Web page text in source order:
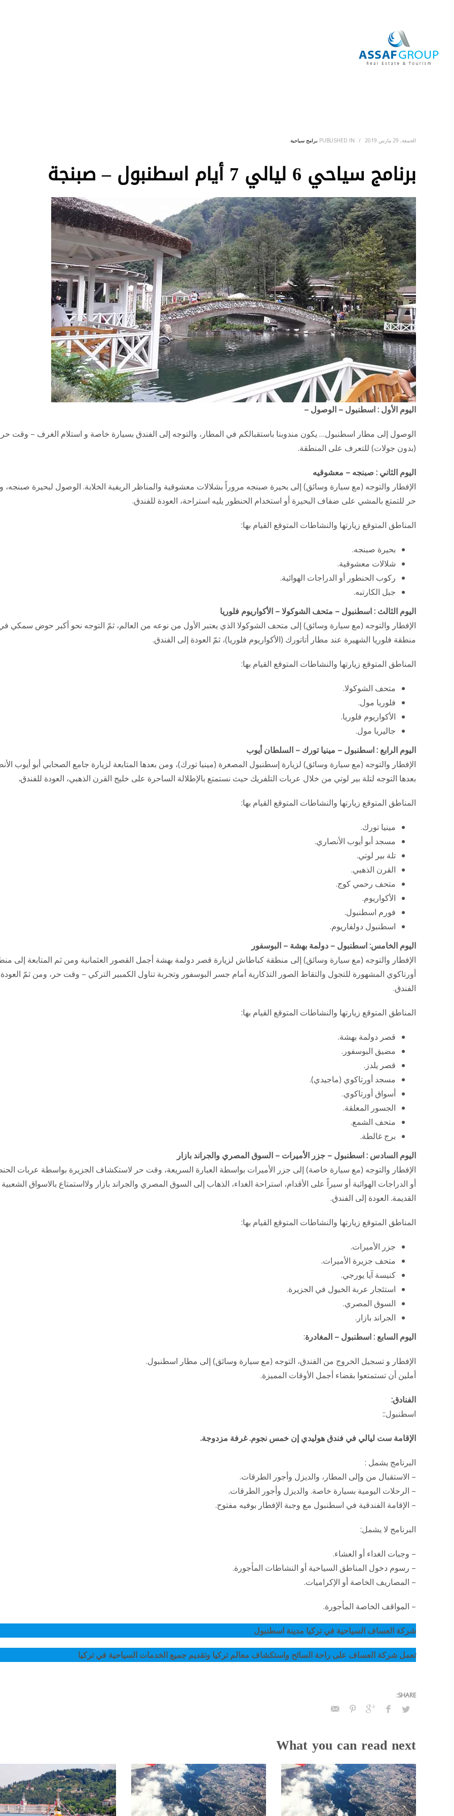
الجمعة, 29 مارس 2019 /
PUBLISHED IN برامج سياحية
برنامج سياحي 6 ليالي 7 أيام اسطنبول – صبنجة
اليوم الأول : اسطنبول – الوصول –
الوصول إلى مطار اسطنبول… يكون مندوبنا باستقبالكم في المطار، والتوجه إلى الفندق بسيارة خاصة و استلام الغرف – وقت حر
(بدون جولات) للتعرف على المنطقة.
اليوم الثاني : صبنجه – معشوقيه
الإفطار والتوجه (مع سيارة وسائق) إلى بحيرة صبنجه مروراً بشلالات معشوقية والمناظر الريفية الخلابة. الوصول لبحيرة
حر للتمتع بالمشي على ضفاف البحيرة أو استخدام الحنطور يليه استراحة، العودة للفندق.
المناطق المتوقع زيارتها والنشاطات المتوقع القيام بها:
بحيرة صبنجه.
شلالات معشوقية.
ركوب الحنطور أو الدراجات الهوائية.
جبل الكارتبه.
اليوم الثالث : اسطنبول – متحف الشوكولا – الأكواريوم فلوريا
الإفطار والتوجه (مع سيارة وسائق) إلى متحف الشوكولا الذي يعتبر الأول من نوعه من العالم، ثمّ التوجه نحو أكبر حوض سمكي
منطقة فلوريا الشهيرة عند مطار أتاتورك (الأكواريوم فلوريا)، ثمّ العودة إلى الفندق.
المناطق المتوقع زيارتها والنشاطات المتوقع القيام بها:
متحف الشوكولا.
فلوريا مول.
الأكواريوم فلوريا.
جاليريا مول.
اليوم الرابع : اسطنبول – مينيا تورك – السلطان أيوب
الإفطار والتوجه (مع سيارة وسائق) لزيارة إسطنبول المصغرة (مينيا تورك)، ومن بعدها المتابعة لزيارة جامع الصحابي أبو أيوب
بعدها التوجه لتلة بير لوتي من خلال عربات التلفريك حيث نستمتع بالإطلالة الساحرة على خليج القرن الذهبي، العودة للفندق.
المناطق المتوقع زيارتها والنشاطات المتوقع القيام بها:
مينيا تورك.
مسجد أبو أيوب الأنصاري.
تلة بير لوتي.
القرن الذهبي.
متحف رحمي كوج.
الأكواريوم.
فورم اسطنبول.
اسطنبول دولفاريوم.
اليوم الخامس: اسطنبول – دولمة بهشة – البوسفور
الإفطار والتوجه (مع سيارة وسائق) إلى منطقة كباطاش لزيارة قصر دولمة بهشة أجمل القصور العثمانية ومن ثم المتابعة إلى
أورتاكوي المشهورة للتجول والتقاط الصور التذكارية أمام جسر البوسفور وتجربة تناول الكمبير التركي – وقت حر، ومن ثمّ
الفندق.
المناطق المتوقع زيارتها والنشاطات المتوقع القيام بها:
قصر دولمة بهشة.
مضيق البوسفور.
قصر يلدز.
مسجد أورتاكوي (ماجيدي).
أسواق أورتاكوي.
الجسور المعلقة.
متحف الشمع.
برج غالطة.
اليوم السادس : اسطنبول – جزر الأميرات – السوق المصري والجراند بازار
الإفطار والتوجه (مع سيارة خاصة) إلى جزر الأميرات بواسطة العبارة السريعة، وقت حر لاستكشاف الجزيرة بواسطة عربات
أو الدراجات الهوائية أو سيراً على الأقدام، استراحة الغداء، الذهاب إلى السوق المصري والجراند بازار ولااستمتاع بالاسواق الشعبية
القديمة. العودة إلى الفندق.
المناطق المتوقع زيارتها والنشاطات المتوقع القيام بها:
جزر الأميرات.
متحف جزيرة الأميرات.
كنيسة آيا يورجي.
استئجار عربة الخيول في الجزيرة.
السوق المصري.
الجراند بازار.
اليوم السابع : اسطنبول – المغادرة:
الإفطار و تسجيل الخروج من الفندق، التوجه (مع سيارة وسائق) إلى مطار اسطنبول.
أملين أن تستمتعوا بقضاء أجمل الأوقات المميزة.
الفنادق:
اسطنبول::
الإقامة ست ليالي في فندق هوليدي إن خمس نجوم. غرفة مزدوجة.
البرنامج يشمل :
– الاستقبال من وإلى المطار، والديزل وأجور الطرقات.
– الرحلات اليومية بسيارة خاصة. والديزل وأجور الطرقات.
– الإقامة الفندقية في اسطنبول مع وجبة الإفطار بوفيه مفتوح.
البرنامج لا يشمل:
– وجبات الغداء أو العشاء.
– رسوم دخول المناطق السياحية أو النشاطات المأجورة.
– المصاريف الخاصة أو الإكراميات.
– المواقف الخاصة المأجورة.
شركة العساف السياحية في تركيا مدينة اسطنبول
تعمل شركة العساف على راحة السائح واستكشاف معالم تركيا وتقديم جميع الخدمات السياحية في تركيا
What you can read next